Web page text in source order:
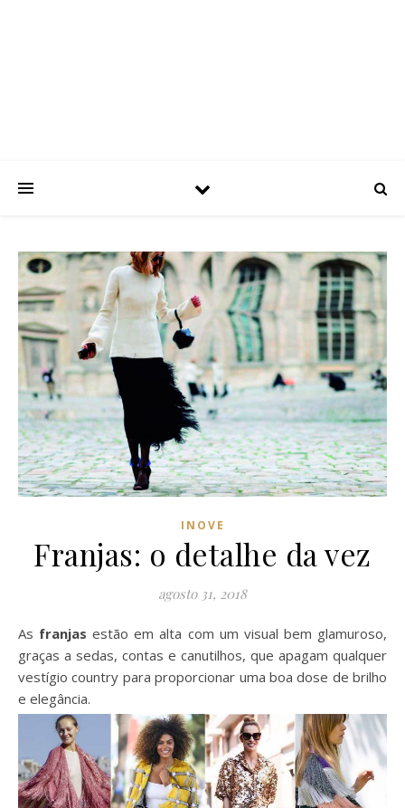
INOVE
Franjas: o detalhe da vez
agosto 31, 2018
As franjas estão em alta com um visual bem glamuroso,
graças a sedas, contas e canutilhos, que apagam qualquer
vestígio country para proporcionar uma boa dose de brilho
e elegância.